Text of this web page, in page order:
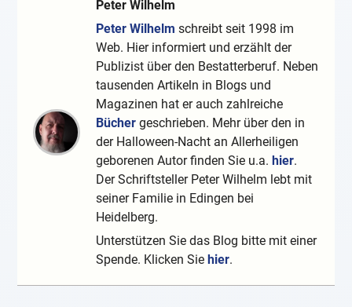
Peter Wilhelm
Peter Wilhelm schreibt seit 1998 im
Web. Hier informiert und erzählt der
Publizist über den Bestatterberuf. Neben
tausenden Artikeln in Blogs und
Magazinen hat er auch zahlreiche
Bücher geschrieben. Mehr über den in
der Halloween-Nacht an Allerheiligen
geborenen Autor finden Sie u.a. hier.
Der Schriftsteller Peter Wilhelm lebt mit
seiner Familie in Edingen bei
Heidelberg.
Unterstützen Sie das Blog bitte mit einer
Spende. Klicken Sie hier.